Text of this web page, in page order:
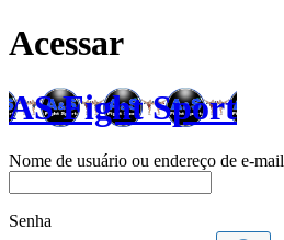
Acessar
AS Fight Sport
Nome de usuário ou endereço de e-mail
Senha